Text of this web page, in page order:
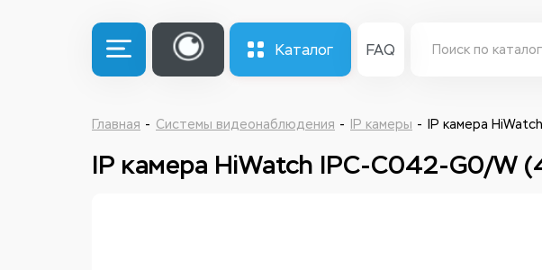
Каталог FAQ
Главная Системы видеонаблюдения IP камеры IP камера
IP камера HiWatch IPC-C042-G0/W